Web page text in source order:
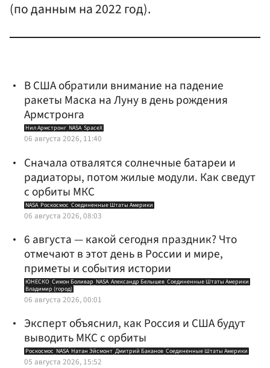
(по данным на 2022 год).
В США обратили внимание на падение
ракеты Маска на Луну в день рождения
Армстронга
Нил Армстронг NASA SpaceX
06 августа 2026, 11:40
Сначала отвалятся солнечные батареи и
радиаторы, потом жилые модули. Как сведут
с орбиты МКС
NASA Роскосмос Соединенные Штаты Америки
06 августа 2026, 08:03
6 августа — какой сегодня праздник? Что
отмечают в этот день в России и мире,
приметы и события истории
ЮНЕСКО Симон Боливар NASA Александр Белышев Соединенные Штаты Америки
Владимир (город)
06 августа 2026, 00:01
Эксперт объяснил, как Россия и США будут
выводить МКС с орбиты
Роскосмос NASA Натан Эйсмонт Дмитрий Баканов Соединенные Штаты Америки
05 августа 2026, 15:52